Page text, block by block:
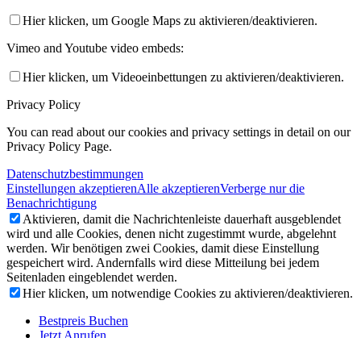
Hier klicken, um Google Maps zu aktivieren/deaktivieren.
Vimeo and Youtube video embeds:
Hier klicken, um Videoeinbettungen zu aktivieren/deaktivieren.
Privacy Policy
You can read about our cookies and privacy settings in detail on our
Privacy Policy Page.
Datenschutzbestimmungen
Einstellungen akzeptierenAlle akzeptierenVerberge nur die
Benachrichtigung
Aktivieren, damit die Nachrichtenleiste dauerhaft ausgeblendet
wird und alle Cookies, denen nicht zugestimmt wurde, abgelehnt
werden. Wir benötigen zwei Cookies, damit diese Einstellung
gespeichert wird. Andernfalls wird diese Mitteilung bei jedem
Seitenladen eingeblendet werden.
Hier klicken, um notwendige Cookies zu aktivieren/deaktivieren.
Bestpreis Buchen